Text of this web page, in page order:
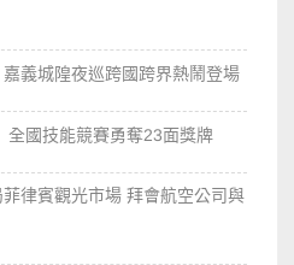
義城隍夜巡跨國跨界熱鬧登場
全國技能競賽勇奪23面獎牌
律賓觀光市場 拜會航空公司與